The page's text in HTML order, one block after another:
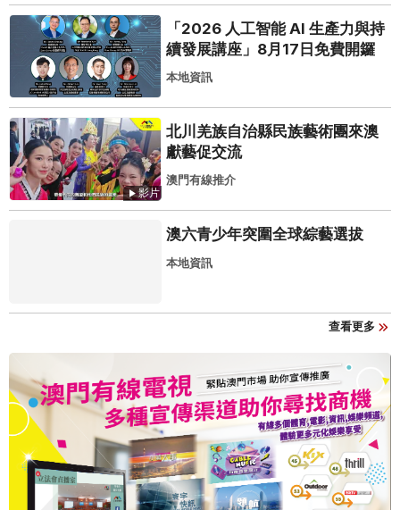
「2026 人工智能 AI 生產力與持
續發展講座」8月17日免費開鑼
本地資訊
影片
北川羌族自治縣民族藝術團來澳
獻藝促交流
澳門有線推介
澳六青少年突圍全球綜藝選拔
本地資訊
查看更多